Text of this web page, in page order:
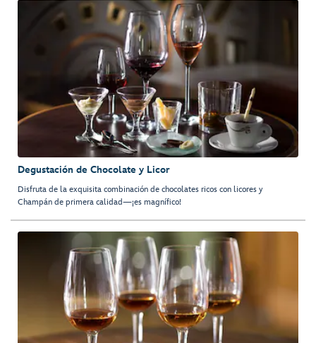
Degustación de Chocolate y Licor
Disfruta de la exquisita combinación de chocolates ricos con licores y
Champán de primera calidad—¡es magnífico!